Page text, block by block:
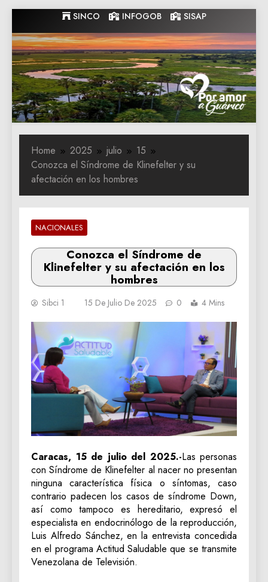
to
content
SINCO INFOGOB SISAP
Gobernacion
de Guarico
Gobernacion de Guarico
Home 2025 julio
15
Conozca el Síndrome de Klinefelter y su
afectación en los hombres
NACIONALES
Conozca el Síndrome de
Klinefelter y su afectación en los
hombres
Sibci 1 15 De Julio De 2025 0 4 Mins
Caracas, 15 de julio del 2025.-Las personas
con Síndrome de Klinefelter al nacer no presentan
ninguna característica física o síntomas, caso
contrario padecen los casos de síndrome Down,
así como tampoco es hereditario, expresó el
especialista en endocrinólogo de la reproducción,
Luis Alfredo Sánchez, en la entrevista concedida
en el programa Actitud Saludable que se transmite
Venezolana de Televisión.